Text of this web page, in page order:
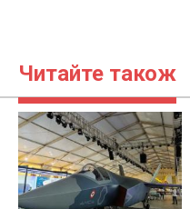
Читайте також